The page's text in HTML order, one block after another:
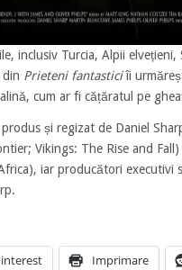
inclusiv Turcia, Alpii
din Prieteni fantasticiîi
cum ar fi cățăratul pe
și regizat de Daniel
Vikings: The Rise and
iar producători executivi
Imprimare